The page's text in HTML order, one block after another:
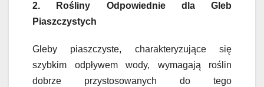
2. Rośliny Odpowiednie dla Gleb
Piaszczystych
Gleby piaszczyste, charakteryzujące się
szybkim odpływem wody, wymagają roślin
dobrze przystosowanych do tego